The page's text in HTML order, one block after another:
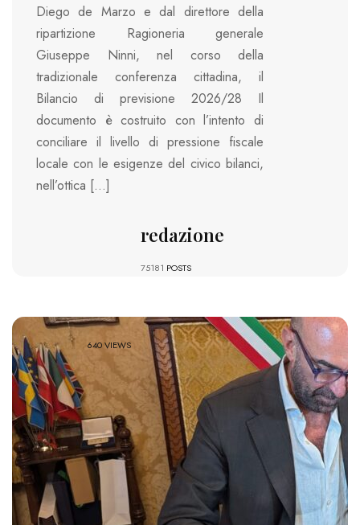
Diego de Marzo e dal direttore della
ripartizione Ragioneria generale
Giuseppe Ninni, nel corso della
tradizionale conferenza cittadina, il
Bilancio di previsione 2026/28 Il
documento è costruito con l’intento di
conciliare il livello di pressione fiscale
locale con le esigenze del civico bilanci,
nell’ottica […]
redazione
75181 POSTS
640 VIEWS